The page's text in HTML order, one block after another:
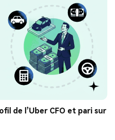
de l’Uber CFO et pari sur